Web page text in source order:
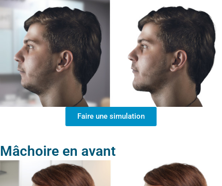
Faire une simulation
Mâchoire en avant